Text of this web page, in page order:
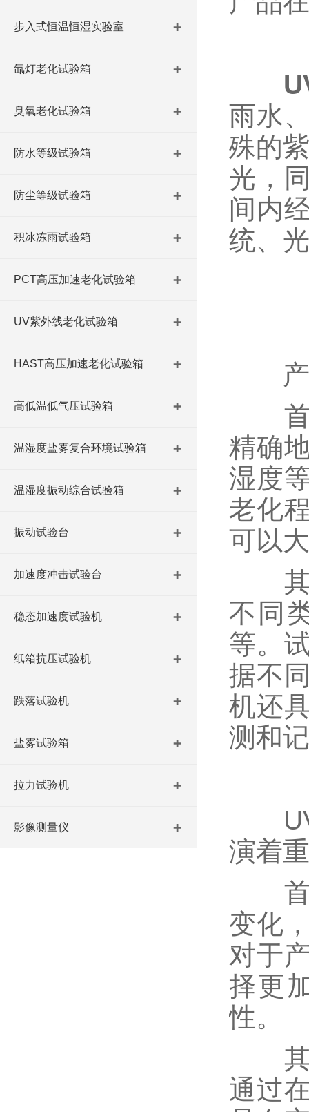
步入式恒温恒湿实验室
氙灯老化试验箱
臭氧老化试验箱
防水等级试验箱
防尘等级试验箱
积冰冻雨试验箱
PCT高压加速老化试验箱
UV紫外线老化试验箱
HAST高压加速老化试验箱
高低温低气压试验箱
温湿度盐雾复合环境试验箱
温湿度振动综合试验箱
振动试验台
加速度冲击试验台
稳态加速度试验机
纸箱抗压试验机
跌落试验机
盐雾试验箱
拉力试验机
影像测量仪
雨水
殊的
光，
间内
统、
产
首
精确
湿度
老化
可以
其
不同
等。
据不
机还
测和
UV
演着
首
变化
对于
择更
性。
其
通过